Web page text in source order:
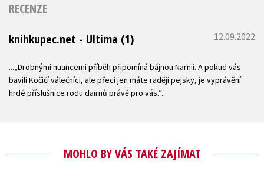
RECENZE
knihkupec.net - Ultima (1)
12.09.2022
...„Drobnými nuancemi příběh připomíná bájnou Narnii. A pokud vás
bavili Kočičí válečníci, ale přeci jen máte raději pejsky, je vyprávění
hrdé příslušnice rodu dairnů právě pro vás.“..
MOHLO BY VÁS TAKÉ ZAJÍMAT